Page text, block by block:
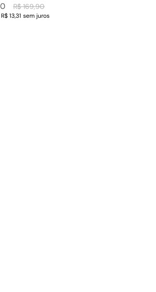
R$ 169,90
R$ 13,31 sem juros